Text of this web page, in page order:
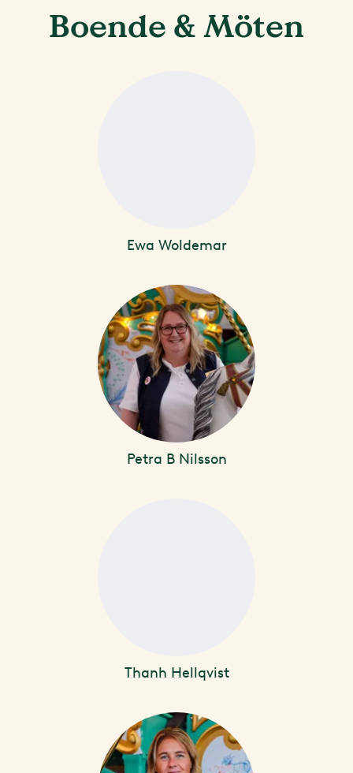
Boende & Möten
Ewa Woldemar
Petra B Nilsson
Thanh Hellqvist